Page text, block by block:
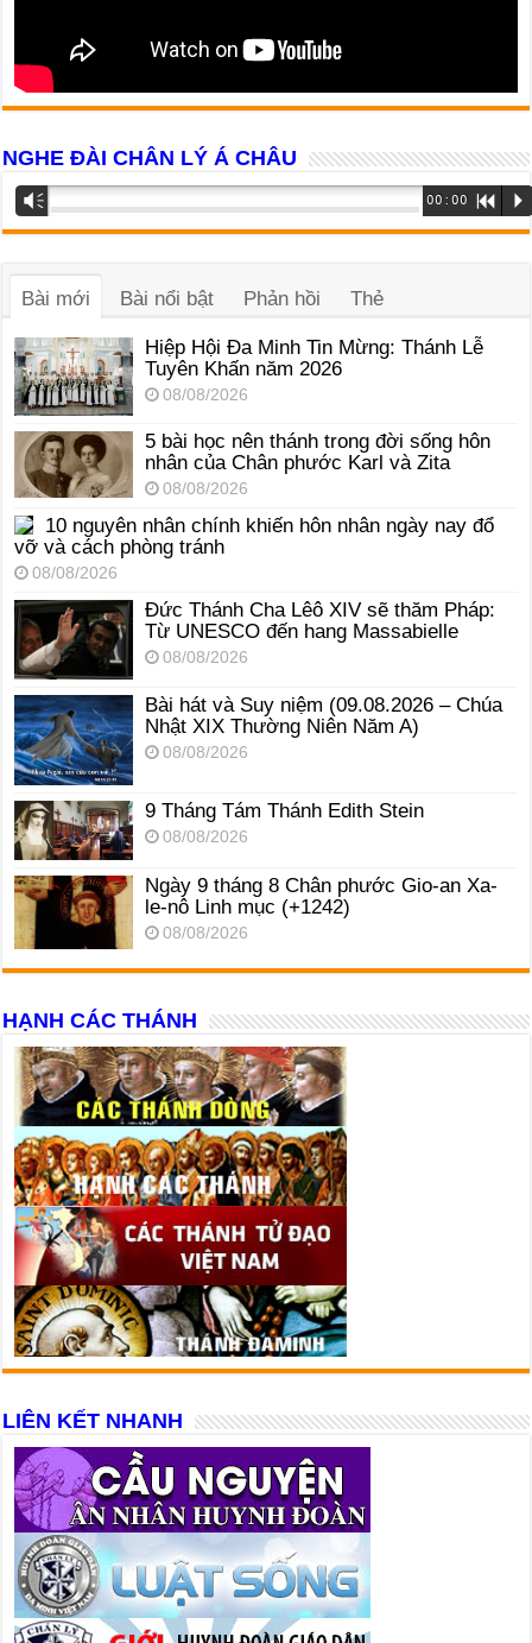
NGHE ĐÀI CHÂN LÝ Á CHÂU
Trình
phát
âm
Vm 00:00 R P
Bài mới Bài nổi bật Phản hồi Thẻ
Hiệp Hội Đa Minh Tin Mừng: Thánh Lễ
Tuyên Khấn năm 2026
08/08/2026
5 bài học nên thánh trong đời sống hôn
nhân của Chân phước Karl và Zita
08/08/2026
10 nguyên nhân chính khiến hôn nhân ngày nay đổ
vỡ và cách phòng tránh
08/08/2026
Đức Thánh Cha Lêô XIV sẽ thăm Pháp:
Từ UNESCO đến hang Massabielle
08/08/2026
Bài hát và Suy niệm (09.08.2026 – Chúa
Nhật XIX Thường Niên Năm A)
08/08/2026
9 Tháng Tám Thánh Edith Stein
08/08/2026
Ngày 9 tháng 8 Chân phước Gio-an Xa-
le-nô Linh mục (+1242)
08/08/2026
HẠNH CÁC THÁNH
LIÊN KẾT NHANH